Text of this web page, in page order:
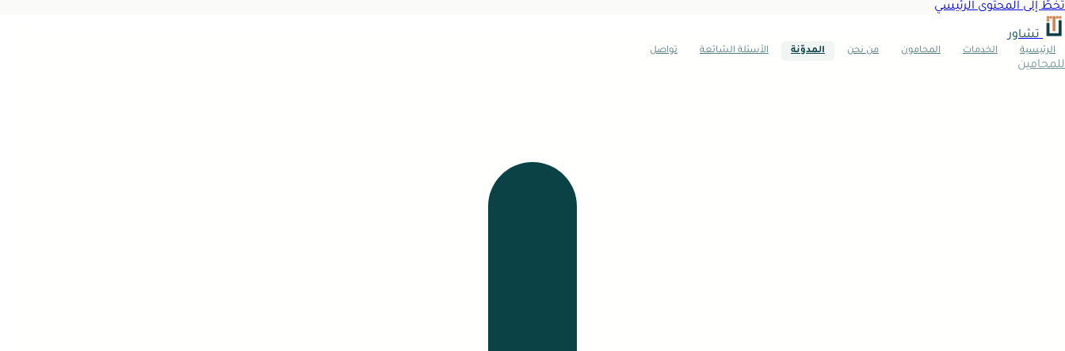
تخطَّ إلى المحتوى الرئيسي
تشاور
الرئيسية الخدمات المحامون من نحن المدوّنة الأسئلة الشائعة تواصل
للمحامين